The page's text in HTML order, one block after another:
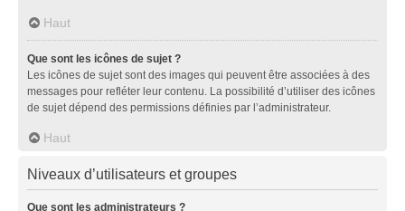
Haut
Que sont les icônes de sujet ?
Les icônes de sujet sont des images qui peuvent être associées à des
messages pour refléter leur contenu. La possibilité d’utiliser des icônes
de sujet dépend des permissions définies par l’administrateur.
Haut
Niveaux d’utilisateurs et groupes
Que sont les administrateurs ?